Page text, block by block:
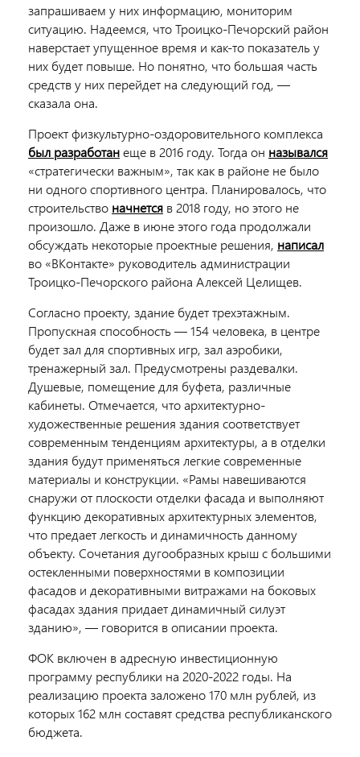
запрашиваем у них информацию, мониторим
ситуацию. Надеемся, что Троицко-Печорский район
наверстает упущенное время и как-то показатель у
них будет повыше. Но понятно, что большая часть
средств у них перейдет на следующий год, —
сказала она.
Проект физкультурно-оздоровительного комплекса
был разработанеще в 2016 году. Тогда он назывался
«стратегически важным», так как в районе не было
ни одного спортивного центра. Планировалось, что
строительство начнется в 2018 году, но этого не
произошло. Даже в июне этого года продолжали
обсуждать некоторые проектные решения, написал
во «ВКонтакте» руководитель администрации
Троицко-Печорского района Алексей Целищев.
Согласно проекту, здание будет трехэтажным.
Пропускная способность — 154 человека, в центре
будет зал для спортивных игр, зал аэробики,
тренажерный зал. Предусмотрены раздевалки.
Душевые, помещение для буфета, различные
кабинеты. Отмечается, что архитектурно-
художественные решения здания соответствует
современным тенденциям архитектуры, а в отделки
здания будут применяться легкие современные
материалы и конструкции. «Рамы навешиваются
снаружи от плоскости отделки фасада и выполняют
функцию декоративных архитектурных элементов,
что предает легкость и динамичность данному
объекту. Сочетания дугообразных крыш с большими
остекленными поверхностями в композиции
фасадов и декоративными витражами на боковых
фасадах здания придает динамичный силуэт
зданию», — говорится в описании проекта.
ФОК включен в адресную инвестиционную
программу республики на 2020-2022 годы. На
реализацию проекта заложено 170 млн рублей, из
которых 162 млн составят средства республиканского
бюджета.